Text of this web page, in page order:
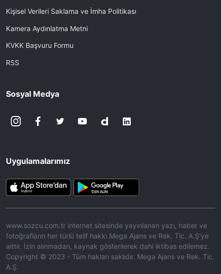
Kişisel Verileri Saklama ve İmha Politikası
Kamera Aydınlatma Metni
KVKK Başvuru Formu
RSS
Sosyal Medya
Uygulamalarımız
www.sozcu.com.tr internet sitesinde yayınlanan yazı, haber ve
fotoğrafların her türlü telif hakkı Mega Ajans ve Rek. Tic. A.Ş'ye
aittir. İzin alınmadan, kaynak gösterilerek dahi iktibas edilemez.
Copyright © 2023 - Tüm hakları saklıdır. Mega Ajans ve Rek. Tic.
A.Ş.